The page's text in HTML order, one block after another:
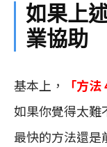
如果上
業協助
基本上， 「方
如果你覺得太難
最快的方法還